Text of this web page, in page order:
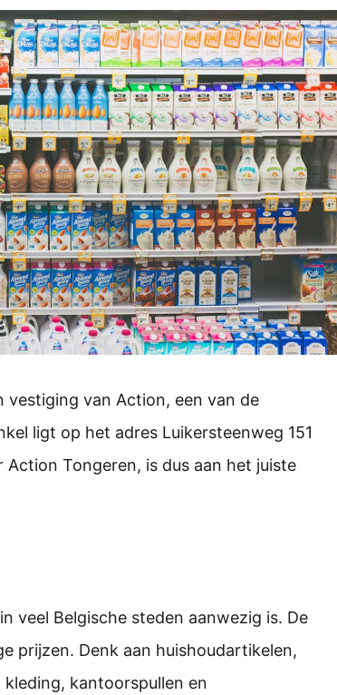
vestiging van Action, een van de
ligt op het adres Luikersteenweg 151
Tongeren, is dus aan het juiste
veel Belgische steden aanwezig is. De
prijzen. Denk aan huishoudartikelen,
kantoorspullen en